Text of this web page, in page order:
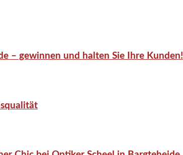
– gewinnen und halten Sie Ihre Kunden!